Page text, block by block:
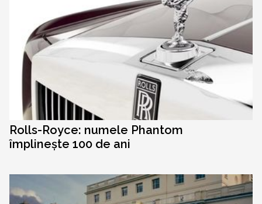
Rolls-Royce: numele Phantom
împlinește 100 de ani